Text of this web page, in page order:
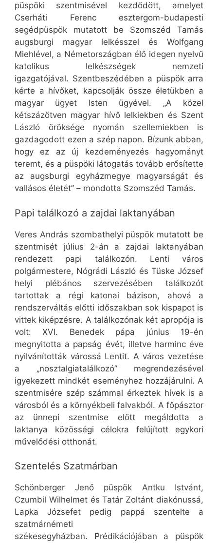
püspöki szentmisével kezdődött, amelyet
Cserháti Ferenc esztergom-budapesti
segédpüspök mutatott be Szomszéd Tamás
augsburgi magyar lelkésszel és Wolfgang
Miehlével, a Németországban élő idegen nyelvű
katolikus lelkészségek nemzeti
igazgatójával. Szentbeszédében a püspök arra
kérte a hívőket, kapcsolják össze életükben a
magyar ügyet Isten ügyével. „A közel
kétszázötven magyar hívő lelkiekben és Szent
László öröksége nyomán szellemiekben is
gazdagodott ezen a szép napon. Bízunk abban,
hogy ez az új kezdeményezés hagyományt
teremt, és a püspöki látogatás tovább erősítette
az augsburgi egyházmegye magyarságát és
vallásos életét” – mondotta Szomszéd Tamás.
Papi találkozó a zajdai laktanyában
Veres András szombathelyi püspök mutatott be
szentmisét július 2-án a zajdai laktanyában
rendezett papi találkozón. Lenti város
polgármestere, Nógrádi László és Tüske József
helyi plébános szervezésében találkozót
tartottak a régi katonai bázison, ahová a
rendszerváltás előtti időszakban sok kispapot is
vittek kiképzésre. A találkozónak két apropója is
volt: XVI. Benedek pápa június 19-én
megnyitotta a papság évét, illetve harminc éve
nyilvánították várossá Lentit. A város vezetése
a „nosztalgiatalálkozó” megrendezésével
igyekezett mindkét eseményhez hozzájárulni. A
szentmisére szép számmal érkeztek hívek is a
városból és a környékbeli falvakból. A főpásztor
az ünnepi szentmise előtt megáldotta a
laktanya közösségi célokra felújított egykori
művelődési otthonát.
Szentelés Szatmárban
Schönberger Jenő püspök Antku Istvánt,
Czumbil Wilhelmet és Tatár Zoltánt diakónussá,
Lapka Józsefet pedig pappá szentelte a
szatmárnémeti
székesegyházban. Prédikációjában a püspök